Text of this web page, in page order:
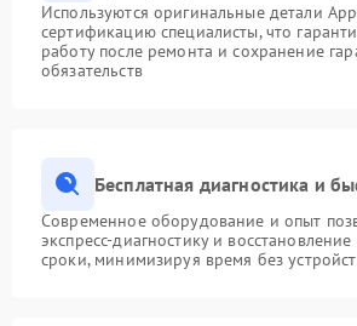
Используются оригинальные детали
сертификацию специалисты, что
работу после ремонта и сохранение
обязательств
Бесплатная диагностика и
Современное оборудование и опыт
экспресс-диагностику и
сроки, минимизируя время без